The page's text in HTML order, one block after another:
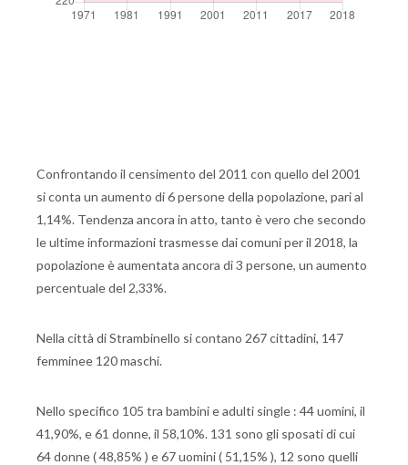
Confrontando il censimento del 2011 con quello del 2001
si conta un aumento di 6 persone della popolazione, pari al
1,14%. Tendenza ancora in atto, tanto è vero che secondo
le ultime informazioni trasmesse dai comuni per il 2018, la
popolazione è aumentata ancora di 3 persone, un aumento
percentuale del 2,33%.
Nella città di Strambinello si contano 267 cittadini, 147
femminee 120 maschi.
Nello specifico 105 tra bambini e adulti single : 44 uomini, il
41,90%, e 61 donne, il 58,10%. 131 sono gli sposati di cui
64 donne ( 48,85% ) e 67 uomini ( 51,15% ), 12 sono quelli